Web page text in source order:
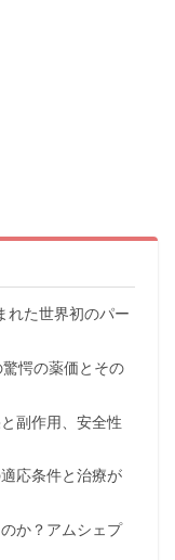
れた世界初のパー
愕の薬価とその
副作用、安全性
応条件と治療が
か？アムシェプ